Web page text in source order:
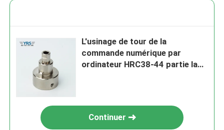
L'usinage de tour de la
commande numérique par
ordinateur HRC38-44 partie la
Continuer